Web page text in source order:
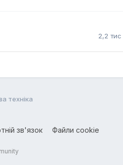
2,2 тис
техніка
зв'язок Файли cookie